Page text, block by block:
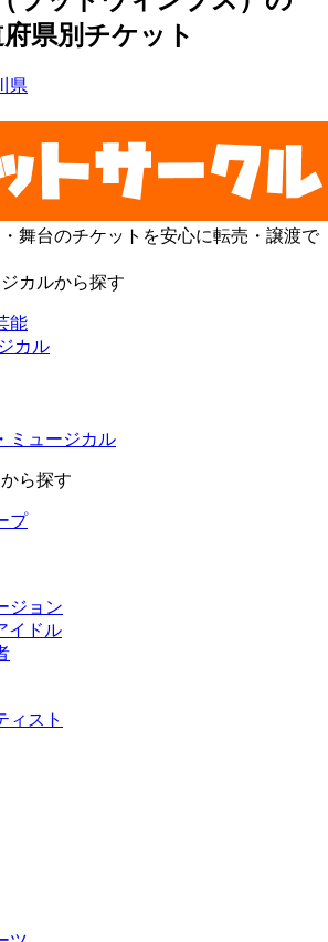
県別チケット
県
舞台のチケットを安心に転売・譲渡で
カルから探す
能
カル
ミュージカル
ら探す
プ
ジョン
イドル
ィスト